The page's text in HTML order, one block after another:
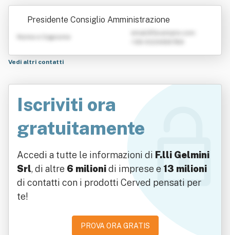
Presidente Consiglio Amministrazione
Nome e Cognome
Vedi altri contatti
Iscriviti ora
gratuitamente
Accedi a tutte le informazioni di F.lli Gelmini
Srl, di altre 6 milionidi imprese e 13 milioni
di contatti con i prodotti Cerved pensati per
te!
PROVA ORA GRATIS